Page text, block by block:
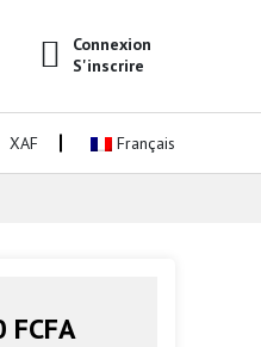
Connexion
S'inscrire
XAF Français